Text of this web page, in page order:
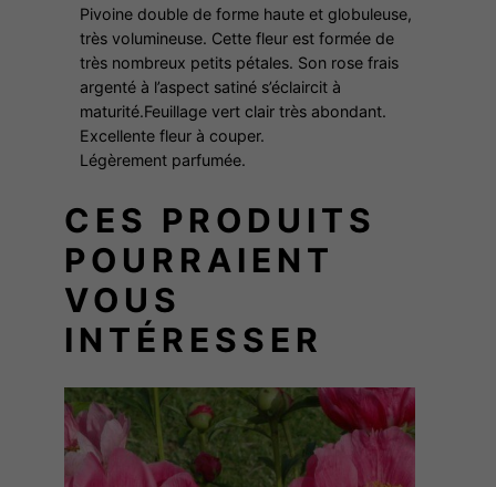
L
E
Pivoine double de forme haute et globuleuse,
très volumineuse. Cette fleur est formée de
très nombreux petits pétales. Son rose frais
argenté à l’aspect satiné s’éclaircit à
maturité.Feuillage vert clair très abondant.
Excellente fleur à couper.
Légèrement parfumée.
CES PRODUITS
POURRAIENT
VOUS
INTÉRESSER